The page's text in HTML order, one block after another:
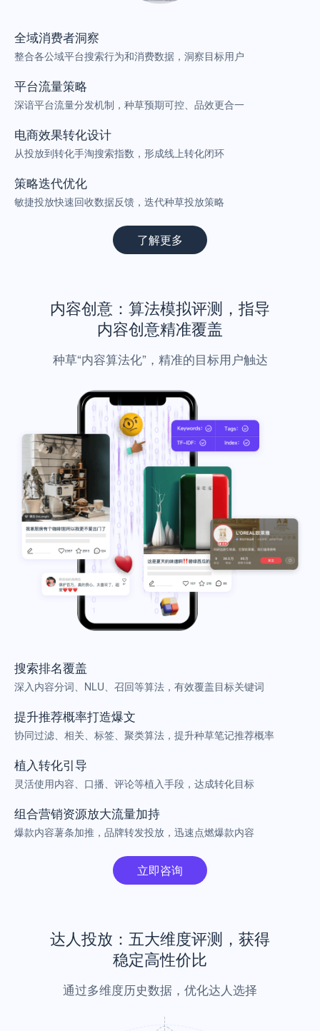
全域消费者洞察
整合各公域平台搜索行为和消费数据，洞察目标用户
平台流量策略
深谙平台流量分发机制，种草预期可控、品效更合一
电商效果转化设计
从投放到转化手淘搜索指数，形成线上转化闭环
策略迭代优化
敏捷投放快速回收数据反馈，迭代种草投放策略
了解更多
内容创意：算法模拟评测，指导
内容创意精准覆盖
种草“内容算法化”，精准的目标用户触达
搜索排名覆盖
深入内容分词、NLU、召回等算法，有效覆盖目标关键词
提升推荐概率打造爆文
协同过滤、相关、标签、聚类算法，提升种草笔记推荐概率
植入转化引导
灵活使用内容、口播、评论等植入手段，达成转化目标
组合营销资源放大流量加持
爆款内容薯条加推，品牌转发投放，迅速点燃爆款内容
立即咨询
达人投放：五大维度评测，获得
稳定高性价比
通过多维度历史数据，优化达人选择